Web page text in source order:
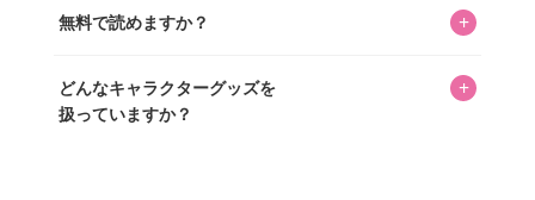
いをお届けすることは保証します。なお、記事内に価格は
め、正確な情報をお伝えできないからです。
無料で読めますか？ +
どんなキャラクターグッズを
扱っていますか？
+